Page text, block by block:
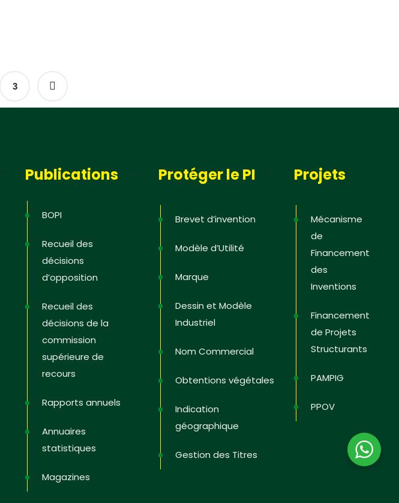
3
Publications
BOPI
Recueil des
décisions
d’opposition
Recueil des
décisions de la
commission
supérieure de
recours
Rapports annuels
Annuaires
statistiques
Magazines
Protéger le PI
Brevet d’invention
Modèle d’Utilité
Marque
Dessin et Modèle
Industriel
Nom Commercial
Obtentions végétales
Indication
géographique
Gestion des Titres
Projets
Mécanisme
de
Financement
des
Inventions
Financement
de Projets
Structurants
PAMPIG
PPOV